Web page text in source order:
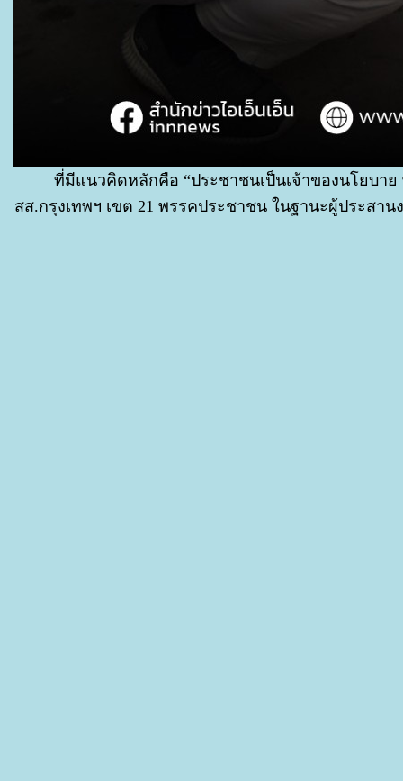
ที่มีแนวคิดหลักคือ “ประชาชนเป็นเจ้าของนโยบา
สส.กรุงเทพฯ เขต 21 พรรคประชาชน ในฐานะผู้ประส